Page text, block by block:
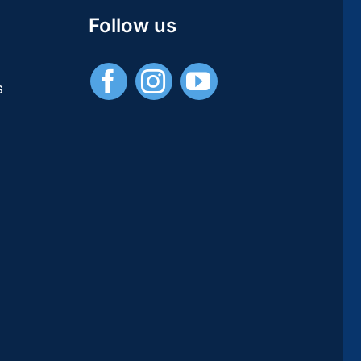
Publications
Universitaires
Follow us